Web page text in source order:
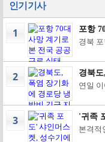
인기기사
1 포항
경북
체가
짚어봐
따르면
시장에
식 중
현장에
이날
효자동
2 경북
연일
추가
부담을
입, 도
를 긴
3 '귀족
본격적